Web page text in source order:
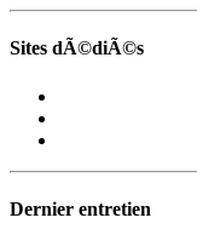
Sites dÃ©diÃ©s
Dernier entretien